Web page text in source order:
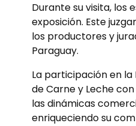
Durante su visita, los
exposición. Este
los productores y
Paraguay.
La participación en
de Carne y Leche
las dinámicas
enriqueciendo su